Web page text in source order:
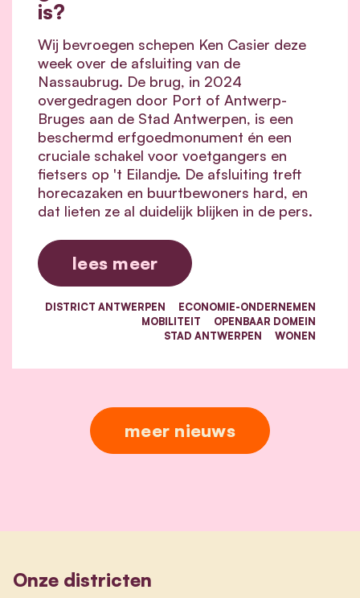
is?
Wij bevroegen schepen Ken Casier deze
week over de afsluiting van de
Nassaubrug. De brug, in 2024
overgedragen door Port of Antwerp-
Bruges aan de Stad Antwerpen, is een
beschermd erfgoedmonument én een
cruciale schakel voor voetgangers en
fietsers op 't Eilandje. De afsluiting treft
horecazaken en buurtbewoners hard, en
dat lieten ze al duidelijk blijken in de pers.
lees meer
DISTRICT ANTWERPEN
ECONOMIE-ONDERNEMEN
MOBILITEIT
OPENBAAR DOMEIN
STAD ANTWERPEN
WONEN
meer nieuws
Onze districten